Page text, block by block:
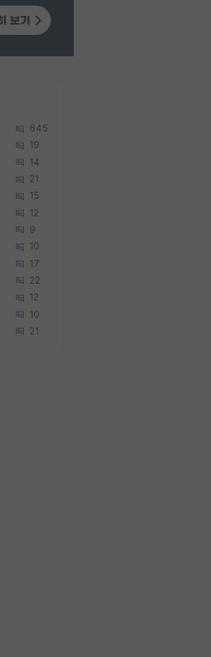
645
19
14
21
15
12
9
10
17
22
12
10
21